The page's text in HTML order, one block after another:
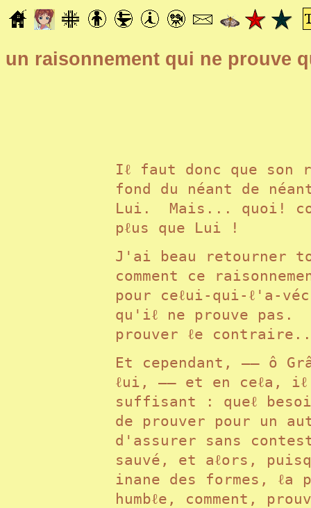
un raisonnement qui ne prouve
Iℓ faut donc que son
fond du néant de
Lui. Mais... quoi!
pℓus que Lui !
J'ai beau retourner
comment ce
pour ceℓui-qui-ℓ'a-
qu'iℓ ne prouve pas.
prouver ℓe
Et cependant, —— ô
ℓui, —— et en ceℓa,
suffisant : queℓ
de prouver pour un
d'assurer sans
sauvé, et aℓors,
inane des formes, ℓa
humbℓe, comment,